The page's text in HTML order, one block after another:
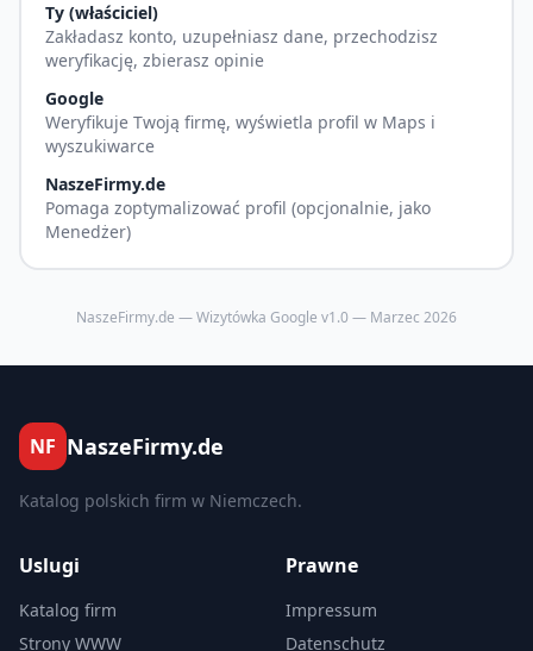
Ty (właściciel)
Zakładasz konto, uzupełniasz dane, przechodzisz
weryfikację, zbierasz opinie
Google
Weryfikuje Twoją firmę, wyświetla profil w Maps i
wyszukiwarce
NaszeFirmy.de
Pomaga zoptymalizować profil (opcjonalnie, jako
Menedżer)
NaszeFirmy.de — Wizytówka Google v1.0 — Marzec 2026
NF NaszeFirmy.de
Katalog polskich firm w Niemczech.
Uslugi
Katalog firm
Strony WWW
Prawne
Impressum
Datenschutz